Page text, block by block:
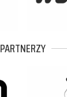
PARTNERZY